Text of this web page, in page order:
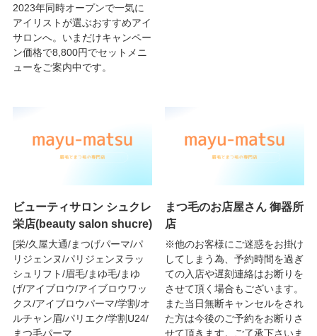
2023年同時オープンで一気に
アイリストが選ぶおすすめアイ
サロンへ。いまだけキャンペー
ン価格で8,800円でセットメニ
ューをご案内中です。
ビューティサロン シュクレ
栄店(beauty salon shucre)
[栄/久屋大通/まつげパーマ/パ
リジェンヌ/パリジェンヌラッ
シュリフト/眉毛/まゆ毛/まゆ
げ/アイブロウ/アイブロウワッ
クス/アイブロウパーマ/学割/オ
ルチャン眉/パリエク/学割U24/
まつ毛パーマ
まつ毛のお店屋さん 御器所
店
※他のお客様にご迷惑をお掛け
してしまう為、予約時間を過ぎ
ての入店や遅刻連絡はお断りを
させて頂く場合もございます。
また当日無断キャンセルをされ
た方は今後のご予約をお断りさ
せて頂きます。ご了承下さいま